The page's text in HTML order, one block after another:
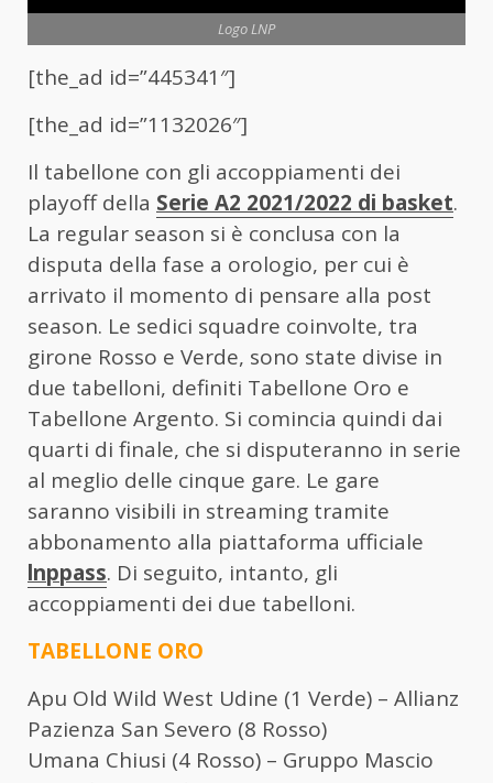
Logo LNP
[the_ad id=”445341″]
[the_ad id=”1132026″]
Il tabellone con gli accoppiamenti dei
playoff della Serie A2 2021/2022 di basket.
La regular season si è conclusa con la
disputa della fase a orologio, per cui è
arrivato il momento di pensare alla post
season. Le sedici squadre coinvolte, tra
girone Rosso e Verde, sono state divise in
due tabelloni, definiti Tabellone Oro e
Tabellone Argento. Si comincia quindi dai
quarti di finale, che si disputeranno in serie
al meglio delle cinque gare. Le gare
saranno visibili in streaming tramite
abbonamento alla piattaforma ufficiale
lnppass. Di seguito, intanto, gli
accoppiamenti dei due tabelloni.
TABELLONE ORO
Apu Old Wild West Udine (1 Verde) – Allianz
Pazienza San Severo (8 Rosso)
Umana Chiusi (4 Rosso) – Gruppo Mascio